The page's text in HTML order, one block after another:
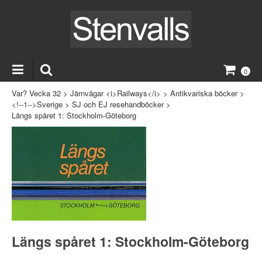
0
Var? Vecka 32 > Järnvägar <i>Railways</i> > Antikvariska böcker>
<!--1-->Sverige > SJ och EJ resehandböcker>
Längs spåret 1: Stockholm-Göteborg
Längs spåret 1: Stockholm-Göteborg